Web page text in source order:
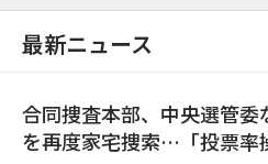
最新ニュース
合同捜査本部、中央選管委
を再度家宅捜索…「投票率